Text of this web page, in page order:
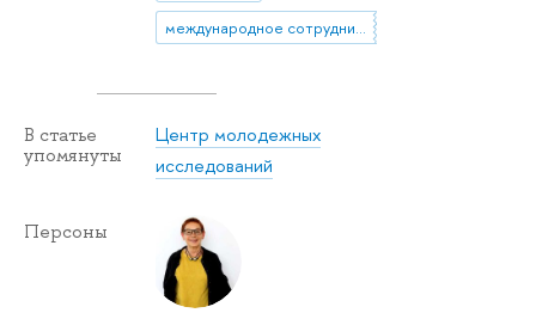
международное сотрудничество
В статье
упомянуты
Центр молодежных
исследований
Персоны